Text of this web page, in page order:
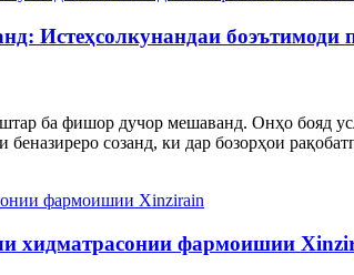
Истеҳсолкунандаи боэътимоди
ба фишор дучор мешаванд. Онҳо бояд
созанд, ки дар бозорҳои
хидматрасонии фармоишии